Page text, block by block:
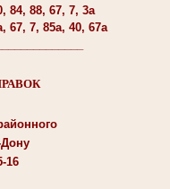
84, 88, 67, 7, 3а
7, 85а, 40, 67а
Дону
16